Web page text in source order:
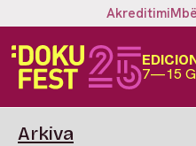
Akreditimi
7—15
Arkiva